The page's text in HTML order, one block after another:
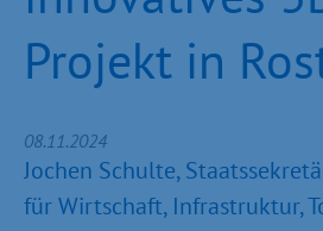
Projekt in
08.11.2024
Jochen Schulte,
für Wirtschaft, Infrastruktur,